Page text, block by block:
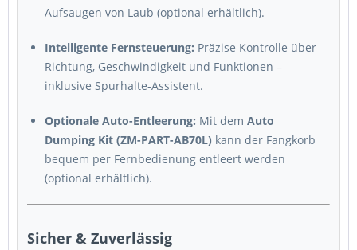
Aufsaugen von Laub (optional erhältlich).
Intelligente Fernsteuerung: Präzise Kontrolle über
Richtung, Geschwindigkeit und Funktionen –
inklusive Spurhalte-Assistent.
Optionale Auto-Entleerung: Mit dem Auto
Dumping Kit (ZM-PART-AB70L) kann der Fangkorb
bequem per Fernbedienung entleert werden
(optional erhältlich).
Sicher & Zuverlässig